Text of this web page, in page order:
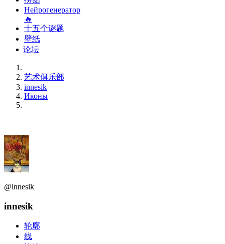
Нейрогенератор
🔥
十五个谜题
壁纸
论坛
艺术俱乐部
innesik
Иконы
@innesik
innesik
轮廓
线